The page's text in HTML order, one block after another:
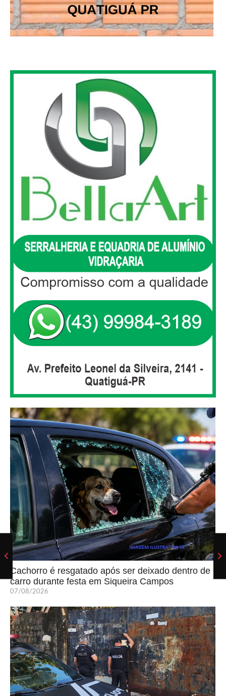
Cachorro é resgatado após ser deixado dentro de
carro durante festa em Siqueira Campos
07/08/2026